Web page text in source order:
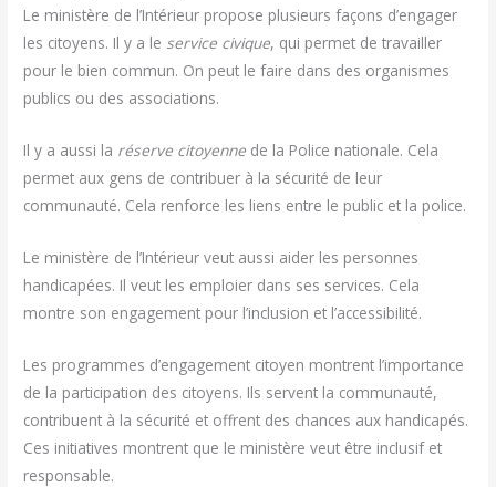
Le ministère de l’Intérieur propose plusieurs façons d’engager
les citoyens. Il y a le service civique, qui permet de travailler
pour le bien commun. On peut le faire dans des organismes
publics ou des associations.
Il y a aussi la réserve citoyenne de la Police nationale. Cela
permet aux gens de contribuer à la sécurité de leur
communauté. Cela renforce les liens entre le public et la police.
Le ministère de l’Intérieur veut aussi aider les personnes
handicapées. Il veut les emploier dans ses services. Cela
montre son engagement pour l’inclusion et l’accessibilité.
Les programmes d’engagement citoyen montrent l’importance
de la participation des citoyens. Ils servent la communauté,
contribuent à la sécurité et offrent des chances aux handicapés.
Ces initiatives montrent que le ministère veut être inclusif et
responsable.